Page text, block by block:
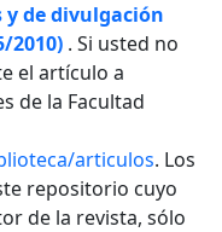
y de divulgación
2010) . Si usted no
el artículo a
de la Facultad
articulos. Los
repositorio cuyo
de la revista, sólo